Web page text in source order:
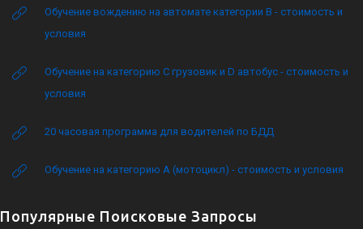
Обучение вождению на автомате категории B - стоимость и
условия
Обучение на категорию C грузовик и D автобус - стоимость и
условия
20 часовая программа для водителей по БДД
Обучение на категорию А (мотоцикл) - стоимость и условия
Популярные Поисковые Запросы